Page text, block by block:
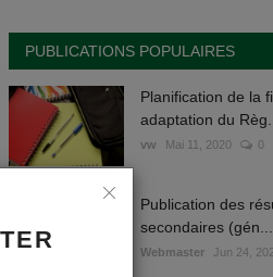
PUBLICATIONS POPULAIRES
Planification de la
adaptation du Règ...
vw Mai 11, 2020 0
Publication des
secondaires (gén...
Webmaster Jun 24,